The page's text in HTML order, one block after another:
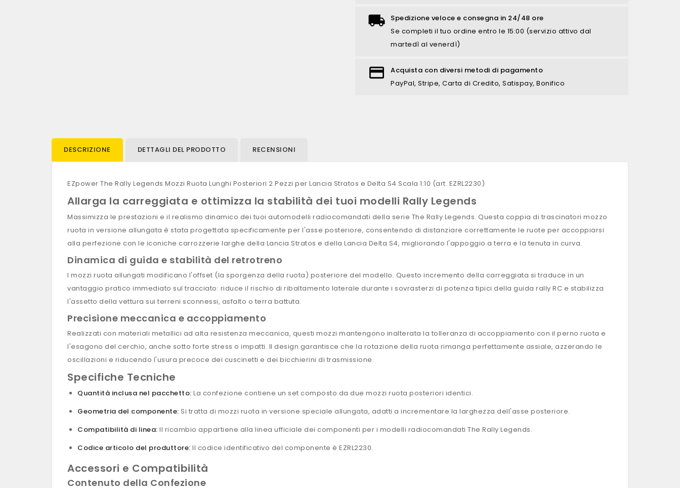
Spedizione veloce e consegna in 24/48 ore
Se completi il tuo ordine entro le 15:00 (servizio attivo dal
martedì al venerdì)
Acquista con diversi metodi di pagamento
PayPal, Stripe, Carta di Credito, Satispay, Bonifico
DESCRIZIONE DETTAGLI DEL PRODOTTO RECENSIONI
EZpower The Rally Legends Mozzi Ruota Lunghi Posteriori 2 Pezzi per Lancia Stratos e Delta S4 Scala 1:10 (art. EZRL2230)
Allarga la carreggiata e ottimizza la stabilità dei tuoi modelli Rally Legends
Massimizza le prestazioni e il realismo dinamico dei tuoi automodelli radiocomandati della serie The Rally Legends. Questa coppia di trascinatori mozzo
ruota in versione allungata è stata progettata specificamente per l'asse posteriore, consentendo di distanziare correttamente le ruote per accoppiarsi
alla perfezione con le iconiche carrozzerie larghe della Lancia Stratos e della Lancia Delta S4, migliorando l'appoggio a terra e la tenuta in curva.
Dinamica di guida e stabilità del retrotreno
I mozzi ruota allungati modificano l'offset (la sporgenza della ruota) posteriore del modello. Questo incremento della carreggiata si traduce in un
vantaggio pratico immediato sul tracciato: riduce il rischio di ribaltamento laterale durante i sovrasterzi di potenza tipici della guida rally RC e stabilizza
l'assetto della vettura sui terreni sconnessi, asfalto o terra battuta.
Precisione meccanica e accoppiamento
Realizzati con materiali metallici ad alta resistenza meccanica, questi mozzi mantengono inalterata la tolleranza di accoppiamento con il perno ruota e
l'esagono del cerchio, anche sotto forte stress o impatti. Il design garantisce che la rotazione della ruota rimanga perfettamente assiale, azzerando le
oscillazioni e riducendo l'usura precoce dei cuscinetti e dei bicchierini di trasmissione.
Specifiche Tecniche
Quantità inclusa nel pacchetto: La confezione contiene un set composto da due mozzi ruota posteriori identici.
Geometria del componente: Si tratta di mozzi ruota in versione speciale allungata, adatti a incrementare la larghezza dell'asse posteriore.
Compatibilità di linea: Il ricambio appartiene alla linea ufficiale dei componenti per i modelli radiocomandati The Rally Legends.
Codice articolo del produttore: Il codice identificativo del componente è EZRL2230.
Accessori e Compatibilità
Contenuto della Confezione